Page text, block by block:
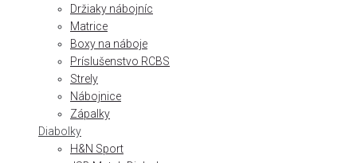
Držiaky nábojníc
Matrice
Boxy na náboje
Príslušenstvo RCBS
Strely
Nábojnice
Zápalky
Diabolky
H&N Sport